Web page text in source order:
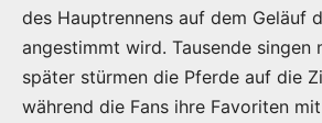
des Hauptrennens auf dem Geläuf
angestimmt wird. Tausende singen
später stürmen die Pferde auf die
während die Fans ihre Favoriten mit